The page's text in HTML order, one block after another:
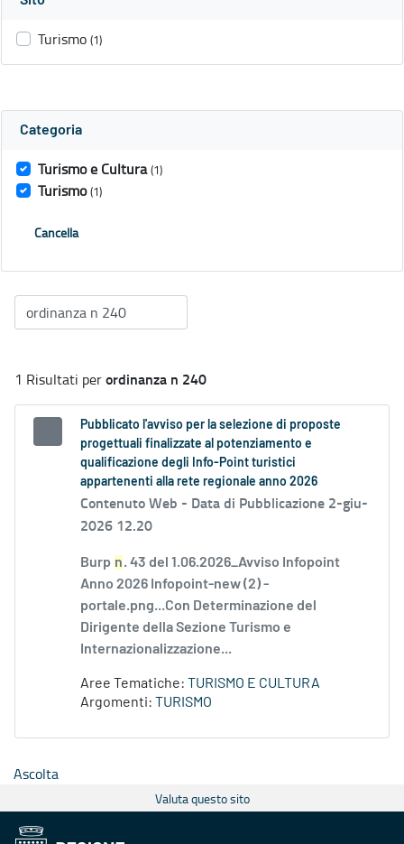
Turismo (1)
Categoria
Turismo e Cultura (1)
Turismo (1)
Cancella
1 Risultati perordinanza n 240
Pubblicato l'avviso per la selezione di proposte
progettuali finalizzate al potenziamento e
qualificazione degli Info-Point turistici
appartenenti alla rete regionale anno 2026
Contenuto Web - Data di Pubblicazione 2-giu-
2026 12.20
Burp n. 43 del 1.06.2026_Avviso Infopoint
Anno 2026 Infopoint-new (2) -
portale.png...Con Determinazione del
Dirigente della Sezione Turismo e
Internazionalizzazione...
Aree Tematiche: TURISMO E CULTURA
Argomenti: TURISMO
Ascolta
Valuta questo sito